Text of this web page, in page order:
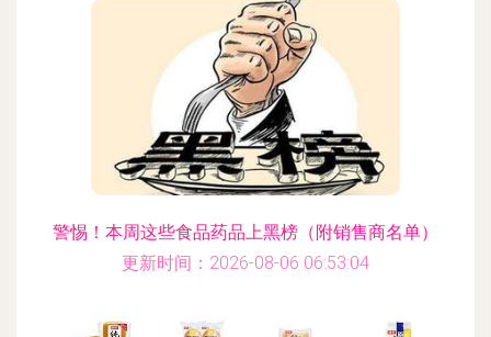
警惕！本周这些食品药品上黑榜（附销售商名单）
更新时间：2026-08-06 06:53:04